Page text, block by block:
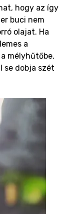
hogy az így
buci nem
olajat. Ha
a
mélyhűtőbe,
se dobja szét